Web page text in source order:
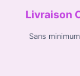
Livraison
Sans